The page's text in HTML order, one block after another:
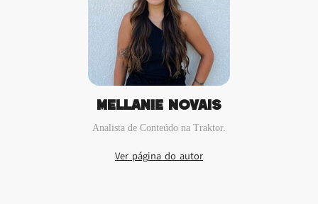
Mellanie Novais
Analista de Conteúdo na Traktor.‍
Ver página do autor